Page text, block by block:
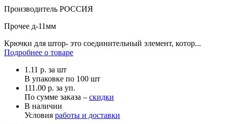
Производитель РОССИЯ
Прочее д-11мм
Крючки для штор- это соединительный элемент, котор...
Подробнее о товаре
1.11 р. за шт
В упаковке по 100 шт
111.00 р. за уп.
По сумме заказа – скидки
В наличии
Условия работы и доставки